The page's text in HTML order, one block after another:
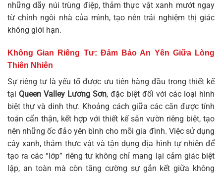
những dãy núi trùng điệp, thảm thực vật xanh mướt ngay
từ chính ngôi nhà của mình, tạo nên trải nghiệm thị giác
không giới hạn.
Không Gian Riêng Tư: Đảm Bảo An Yên Giữa Lòng
Thiên Nhiên
Sự riêng tư là yếu tố được ưu tiên hàng đầu trong thiết kế
tạiQueen Valley Lương Sơn, đặc biệt đối với các loại hình
biệt thự và dinh thự. Khoảng cách giữa các căn được tính
toán cẩn thận, kết hợp với thiết kế sân vườn riêng biệt, tạo
nên những ốc đảo yên bình cho mỗi gia đình. Việc sử dụng
cây xanh, thảm thực vật và tận dụng địa hình tự nhiên để
tạo ra các “lớp” riêng tư không chỉ mang lại cảm giác biệt
lập, an toàn mà còn tăng cường sự gắn kết giữa không